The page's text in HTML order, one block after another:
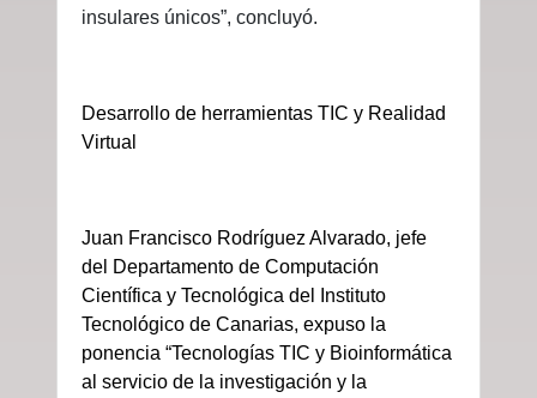
insulares únicos”, concluyó.
Desarrollo de herramientas TIC y Realidad
Virtual
Juan Francisco Rodríguez Alvarado, jefe
del Departamento de Computación
Científica y Tecnológica del Instituto
Tecnológico de Canarias, expuso la
ponencia “Tecnologías TIC y Bioinformática
al servicio de la investigación y la